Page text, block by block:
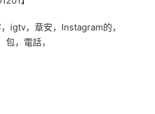
igtv，章安，Instagram的，
，電話，